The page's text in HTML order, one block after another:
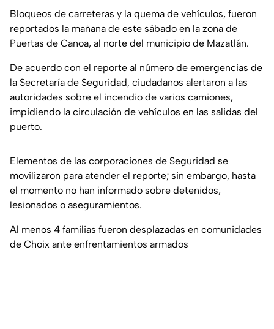
Bloqueos de carreteras y la quema de vehículos, fueron
reportados la mañana de este sábado en la zona de
Puertas de Canoa, al norte del municipio de Mazatlán.
De acuerdo con el reporte al número de emergencias de
la Secretaría de Seguridad, ciudadanos alertaron a las
autoridades sobre el incendio de varios camiones,
impidiendo la circulación de vehículos en las salidas del
puerto.
Elementos de las corporaciones de Seguridad se
movilizaron para atender el reporte; sin embargo, hasta
el momento no han informado sobre detenidos,
lesionados o aseguramientos.
Al menos 4 familias fueron desplazadas en comunidades
de Choix ante enfrentamientos armados